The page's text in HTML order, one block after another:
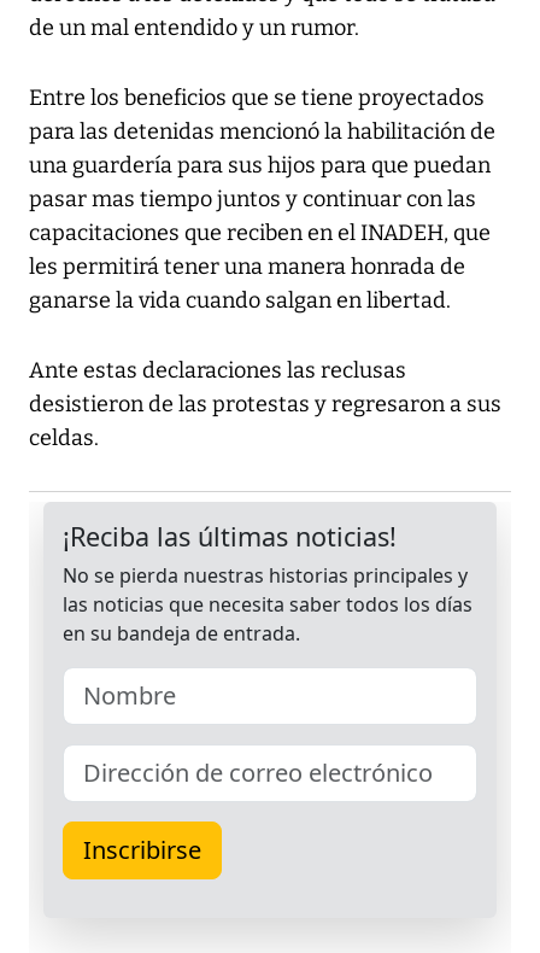
de un mal entendido y un rumor.
Entre los beneficios que se tiene proyectados
para las detenidas mencionó la habilitación de
una guardería para sus hijos para que puedan
pasar mas tiempo juntos y continuar con las
capacitaciones que reciben en el INADEH, que
les permitirá tener una manera honrada de
ganarse la vida cuando salgan en libertad.
Ante estas declaraciones las reclusas
desistieron de las protestas y regresaron a sus
celdas.